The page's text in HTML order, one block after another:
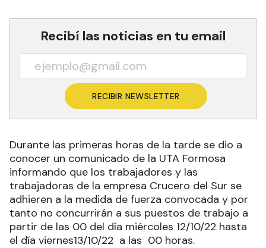
Recibí las noticias en tu email
RECIBIR NEWSLETTER
Durante las primeras horas de la tarde se dio a
conocer un comunicado de la UTA Formosa
informando que los trabajadores y las
trabajadoras de la empresa Crucero del Sur se
adhieren a la medida de fuerza convocada y por
tanto no concurrirán a sus puestos de trabajo a
partir de las 00 del día miércoles 12/10/22 hasta
el día viernes13/10/22 a las 00 horas.